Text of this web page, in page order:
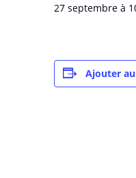
27 septembre à
Ajouter